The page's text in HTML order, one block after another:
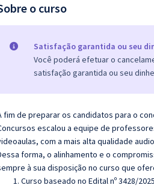
o curso
Satisfação garantida ou seu
Você poderá efetuar o
satisfação garantida ou seu
fim de preparar os candidatos para o
escalou a equipe de
com a mais alta qualidade
forma, o alinhamento e o
à sua disposição no curso que
Curso baseado no Edital nº 3428/